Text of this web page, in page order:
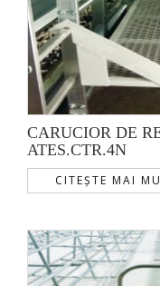
CARUCIOR DE
ATES.CTR.4N
CITEȘTE MAI